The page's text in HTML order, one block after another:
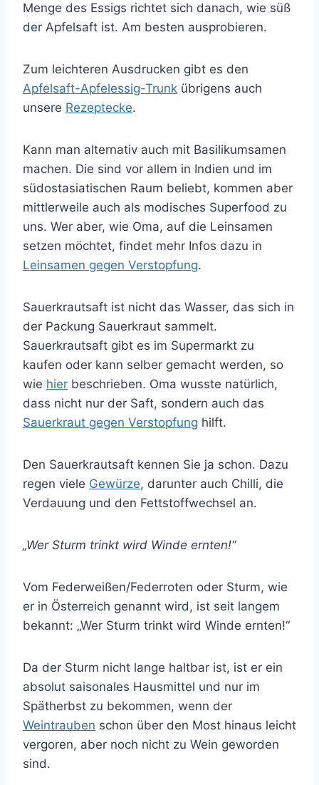
Menge des Essigs richtet sich danach, wie süß
der Apfelsaft ist. Am besten ausprobieren.
Zum leichteren Ausdrucken gibt es den
Apfelsaft-Apfelessig-Trunk übrigens auch
unsere Rezeptecke.
Kann man alternativ auch mit Basilikumsamen
machen. Die sind vor allem in Indien und im
südostasiatischen Raum beliebt, kommen aber
mittlerweile auch als modisches Superfood zu
uns. Wer aber, wie Oma, auf die Leinsamen
setzen möchtet, findet mehr Infos dazu in
Leinsamen gegen Verstopfung.
Sauerkrautsaft ist nicht das Wasser, das sich in
der Packung Sauerkraut sammelt.
Sauerkrautsaft gibt es im Supermarkt zu
kaufen oder kann selber gemacht werden, so
wie hier beschrieben. Oma wusste natürlich,
dass nicht nur der Saft, sondern auch das
Sauerkraut gegen Verstopfung hilft.
Den Sauerkrautsaft kennen Sie ja schon. Dazu
regen viele Gewürze, darunter auch Chilli, die
Verdauung und den Fettstoffwechsel an.
„Wer Sturm trinkt wird Winde ernten!“
Vom Federweißen/Federroten oder Sturm, wie
er in Österreich genannt wird, ist seit langem
bekannt: „Wer Sturm trinkt wird Winde ernten!“
Da der Sturm nicht lange haltbar ist, ist er ein
absolut saisonales Hausmittel und nur im
Spätherbst zu bekommen, wenn der
Weintrauben schon über den Most hinaus leicht
vergoren, aber noch nicht zu Wein geworden
sind.